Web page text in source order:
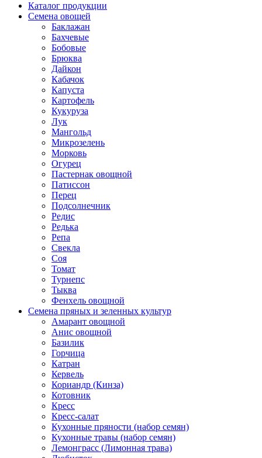
Каталог продукции
Семена овощей
Баклажан
Бахчевые
Бобовые
Брюква
Дайкон
Кабачок
Капуста
Картофель
Кукуруза
Лук
Мангольд
Микрозелень
Морковь
Огурец
Пастернак овощной
Патиссон
Перец
Подсолнечник
Редис
Редька
Репа
Свекла
Соя
Томат
Турнепс
Тыква
Фенхель овощной
Семена пряных и зеленных культур
Амарант овощной
Анис овощной
Базилик
Горчица
Катран
Кервель
Кориандр (Кинза)
Котовник
Кресс
Кресс-салат
Кухонные пряности (набор семян)
Кухонные травы (набор семян)
Лемонграсс (Лимонная трава)